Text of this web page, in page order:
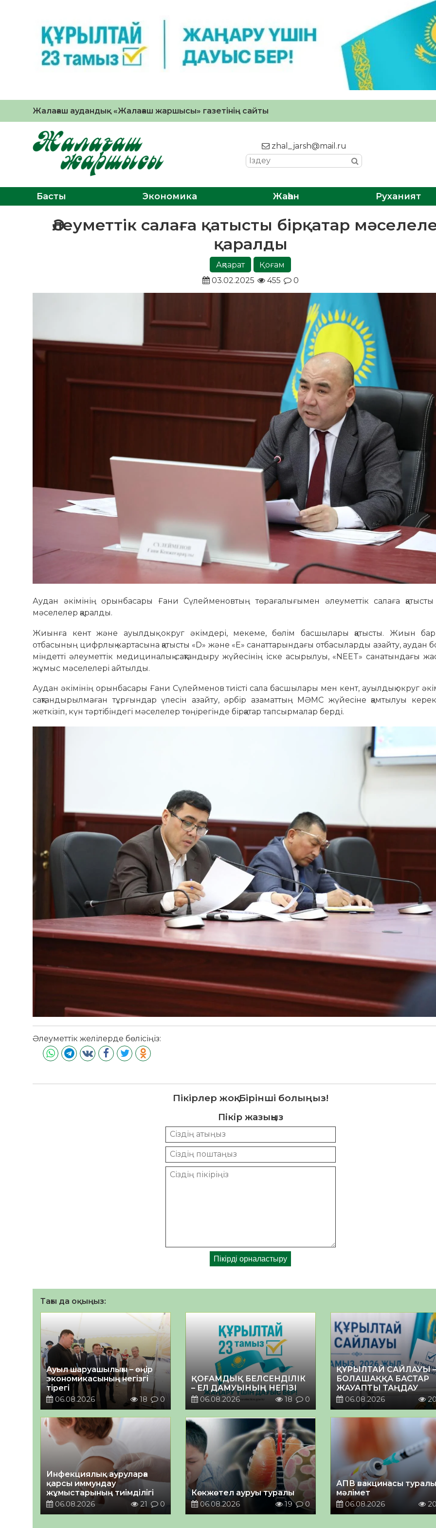
Жалағаш аудандық «Жалағаш жаршысы» газетінің сайты
zhal_jarsh@mail.ru
Басты Экономика Жаһан Руханият
Әлеуметтік салаға қатысты бірқатар
қаралды
Ақпарат
Қоғам
03.02.2025
455 0
Аудан әкімінің орынбасары Ғани Сүлейменовтың төрағалығымен әлеуметтік салаға қатысты
мәселелер қаралды.
Жиынға кент және ауылдық округ әкімдері, мекеме, бөлім басшылары қатысты. Жиын
отбасының цифрлық картасына қатысты «D» және «Е» санаттарындағы отбасыларды азайту, аудан
міндетті әлеуметтік медициналық сақтандыру жүйесінің іске асырылуы, «NEET» санатындағы
жұмыс мәселелері айтылды.
Аудан әкімінің орынбасары Ғани Сүлейменов тиісті сала басшылары мен кент, ауылдық округ
сақтандырылмаған тұрғындар үлесін азайту, әрбір азаматтың МӘМС жүйесіне қамтылуы
жеткізіп, күн тәртібіндегі мәселелер төңірегінде бірқатар тапсырмалар берді.
Әлеуметтік желілерде бөлісіңіз:
Пікірлер жоқ. Бірінші болыңыз!
Пікір жазыңыз
Тағы да оқыңыз:
Ауыл шаруашылығы – өңір
экономикасының негізгі
тірегі
06.08.2026
18 0
ҚОҒАМДЫҚ БЕЛСЕНДІЛІК
– ЕЛ ДАМУЫНЫҢ НЕГІЗІ
06.08.2026
18 0
ҚҰРЫЛТАЙ САЙЛАУЫ –
БОЛАШАҚҚА БАСТАР
ЖАУАПТЫ ТАҢДАУ
06.08.2026
20
Инфекциялық ауруларға
қарсы иммундау
жұмыстарының тиімділігі
06.08.2026
21 0
Көкжөтел ауруы туралы
06.08.2026
19 0
АПВ вакцинасы туралы
мәлімет
06.08.2026
20